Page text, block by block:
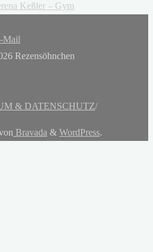
Keßler – Gym
Mail
Rezensöhnchen
& DATENSCHUTZ/
Bravada & WordPress.